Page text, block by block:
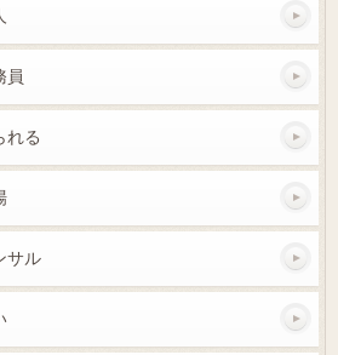
員
れる
サル